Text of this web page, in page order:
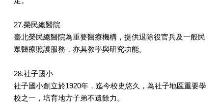
27.榮民總醫院
臺北榮民總醫院為重要醫療機構，提供退除役官兵及一般民
眾醫療照護服務，亦具教學與研究功能。
28.社子國小
社子國小創立於1920年，迄今校史悠久，為社子地區重要學
校之一，培育地方子弟不遺餘力。